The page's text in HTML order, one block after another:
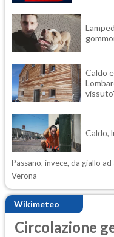
Caldo
Caldo,
Passano, invece, da giallo
Verona
Wikimeteo
Circolazione